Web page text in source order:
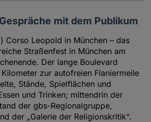
mit dem Publikum
Corso Leopold in München – das
Straßenfest in München am
Der lange Boulevard
zur autofreien Flaniermeile
Stände, Spielflächen und
und Trinken; mittendrin der
der gbs-Regionalgruppe,
der „Galerie der Religionskritik“.